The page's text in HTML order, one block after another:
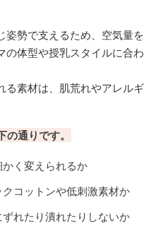
姿勢で支えるため、空気量を
の体型や授乳スタイルに合わ
る素材は、肌荒れやアレルギ
通りです。
かく変えられるか
クコットンや低刺激素材か
ずれたり潰れたりしないか